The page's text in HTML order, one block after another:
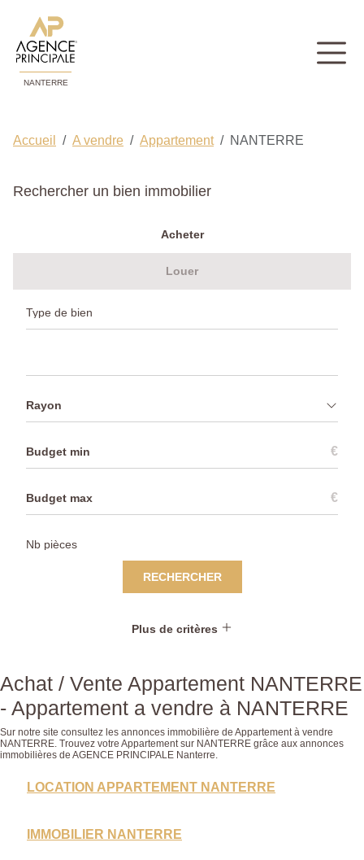
NANTERRE
Accueil A vendre Appartement NANTERRE
Rechercher un bien immobilier
Acheter
Louer
Rayon
€
€
RECHERCHER
Plus de critères
Achat / Vente Appartement NANTERRE
- Appartement a vendre à NANTERRE
Sur notre site consultez les annonces immobilière de Appartement à vendre
NANTERRE. Trouvez votre Appartement sur NANTERRE grâce aux annonces
immobilières de AGENCE PRINCIPALE Nanterre.
LOCATION APPARTEMENT NANTERRE
IMMOBILIER NANTERRE